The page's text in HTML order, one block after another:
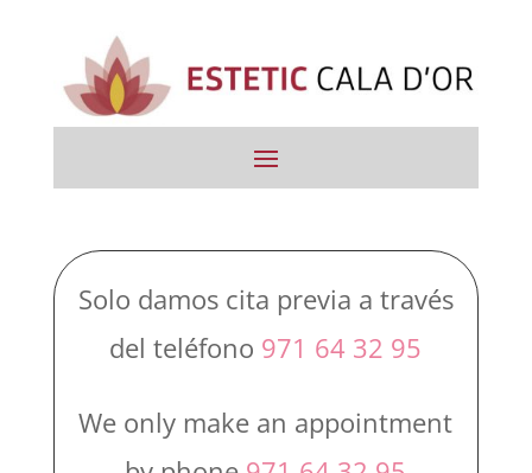
Solo damos cita previa a través
del teléfono 971 64 32 95
We only make an appointment